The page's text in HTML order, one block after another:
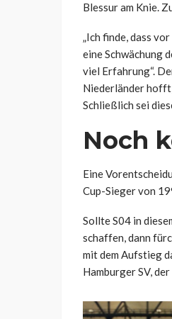
Blessur am Knie.
„Ich finde, dass
eine Schwächung
viel Erfahrung“.
Niederländer
Schließlich sei
Noch
Eine
Cup-Sieger von
Sollte S04 in
schaffen, dann
mit dem Aufstieg
Hamburger SV,